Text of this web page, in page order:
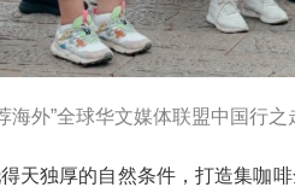
海外”全球华文媒体联盟中国行
得天独厚的自然条件，打造集咖